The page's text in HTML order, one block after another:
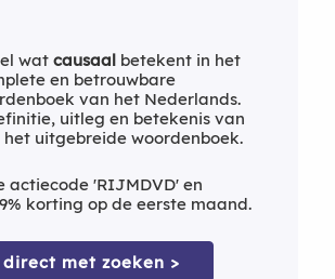
wat causaalbetekent in het
en betrouwbare
van het Nederlands.
uitleg en betekenis van
uitgebreide woordenboek.
actiecode 'RIJMDVD' en
korting op de eerste maand.
met zoeken >